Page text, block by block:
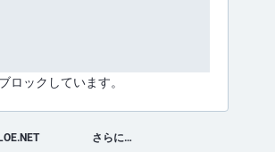
ックしています。
さらに…